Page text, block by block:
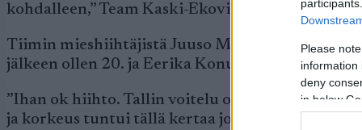
Please
information
deny
in below
kohdalleen,” Team Kaski-Ekovillan vetäjä Kari
Tiimin mieshiihtäjistä Juuso Mäkelä oli 29. ja
jälkeen ollen 20. ja Eerika Konu oli 39.
”Ihan ok hiihto. Tallin voitelu onnistui
ja korkeus tuntui tällä kertaa jostain syystä